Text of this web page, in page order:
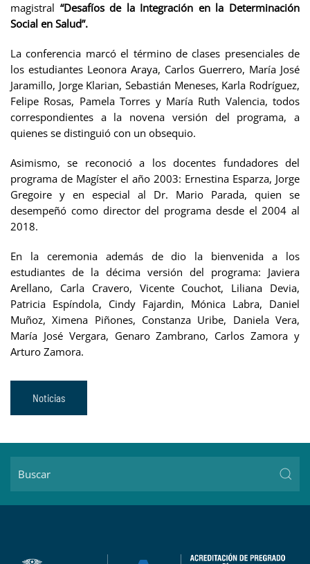
magistral “Desafíos de la Integración en la Determinación
Social en Salud”.
La conferencia marcó el término de clases presenciales de
los estudiantes Leonora Araya, Carlos Guerrero, María José
Jaramillo, Jorge Klarian, Sebastián Meneses, Karla Rodríguez,
Felipe Rosas, Pamela Torres y María Ruth Valencia, todos
correspondientes a la novena versión del programa, a
quienes se distinguió con un obsequio.
Asimismo, se reconoció a los docentes fundadores del
programa de Magíster el año 2003: Ernestina Esparza, Jorge
Gregoire y en especial al Dr. Mario Parada, quien se
desempeñó como director del programa desde el 2004 al
2018.
En la ceremonia además de dio la bienvenida a los
estudiantes de la décima versión del programa: Javiera
Arellano, Carla Cravero, Vicente Couchot, Liliana Devia,
Patricia Espíndola, Cindy Fajardin, Mónica Labra, Daniel
Muñoz, Ximena Piñones, Constanza Uribe, Daniela Vera,
María José Vergara, Genaro Zambrano, Carlos Zamora y
Arturo Zamora.
Noticias